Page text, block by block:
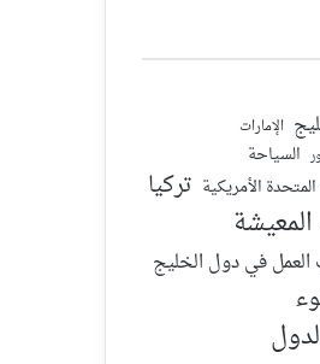
الإمارات
السياحة
المتحدة الأمريكية تركيا
العمل في دول الخليج